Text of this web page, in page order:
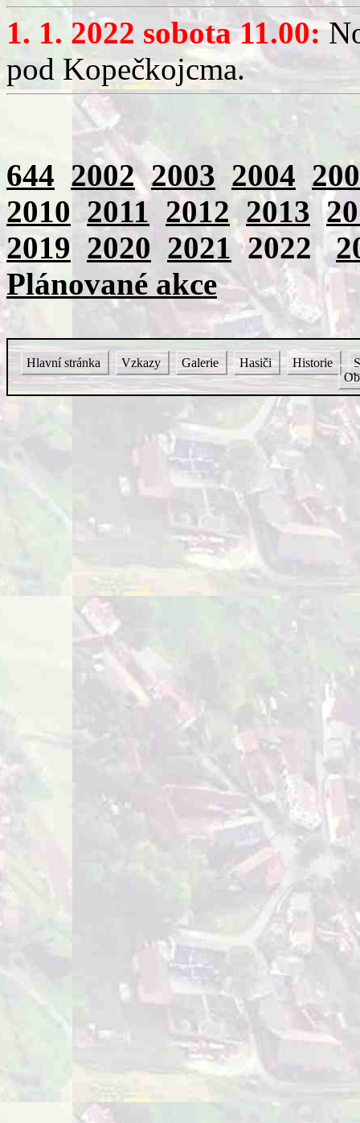
1. 1. 2022 sobota 11.00:
pod Kopečkojcma.
644 2002 2003 2004
2010 2011 2012 2013
2019 2020 2021 2022
Plánované akce
Hlavní stránka Vzkazy Galerie Hasiči Historie